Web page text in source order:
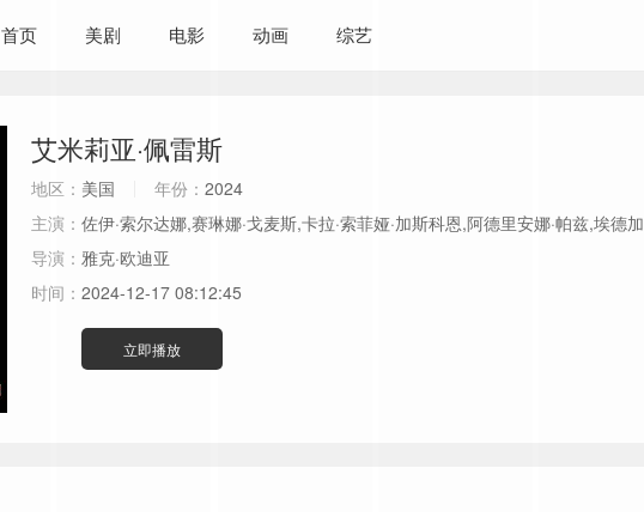
首页 美剧 电影 动画 综艺
艾米莉亚·佩雷斯
地区： 美国 年份： 2024
主演： 佐伊·索尔达娜,赛琳娜·戈麦斯,卡拉·索菲娅·加斯科恩,阿德里安娜·帕兹,埃德加
导演： 雅克·欧迪亚
时间： 2024-12-17 08:12:45
立即播放